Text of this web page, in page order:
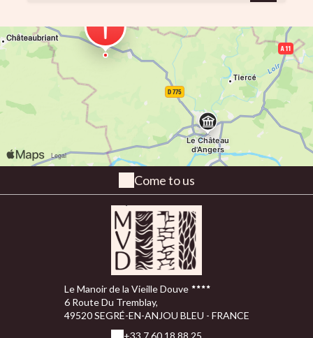
Come to us
Le Manoir de la Vieille Douve
6 Route Du Tremblay,
49520 SEGRÉ-EN-ANJOU BLEU - FRANCE
+33 7 60 18 88 25